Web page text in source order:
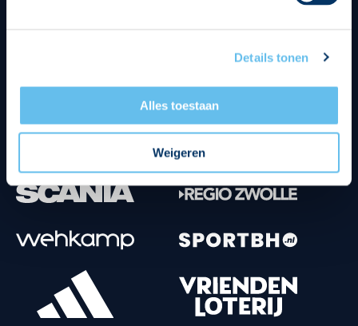
Details tonen
Alles toestaan
Weigeren